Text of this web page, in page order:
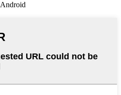
Android